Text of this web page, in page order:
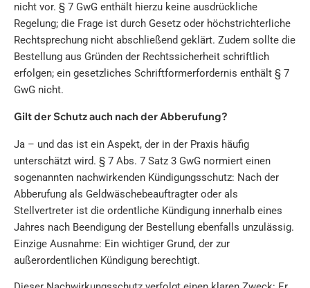
nicht vor. § 7 GwG enthält hierzu keine ausdrückliche
Regelung; die Frage ist durch Gesetz oder höchstrichterliche
Rechtsprechung nicht abschließend geklärt. Zudem sollte die
Bestellung aus Gründen der Rechtssicherheit schriftlich
erfolgen; ein gesetzliches Schriftformerfordernis enthält § 7
GwG nicht.
Gilt der Schutz auch nach der Abberufung?
Ja – und das ist ein Aspekt, der in der Praxis häufig
unterschätzt wird. § 7 Abs. 7 Satz 3 GwG normiert einen
sogenannten nachwirkenden Kündigungsschutz: Nach der
Abberufung als Geldwäschebeauftragter oder als
Stellvertreter ist die ordentliche Kündigung innerhalb eines
Jahres nach Beendigung der Bestellung ebenfalls unzulässig.
Einzige Ausnahme: Ein wichtiger Grund, der zur
außerordentlichen Kündigung berechtigt.